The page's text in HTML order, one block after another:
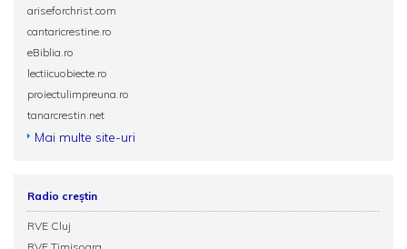
ariseforchrist.com
cantaricrestine.ro
eBiblia.ro
lectiicuobiecte.ro
proiectulimpreuna.ro
tanarcrestin.net
Mai multe site-uri
Radio creștin
RVE Cluj